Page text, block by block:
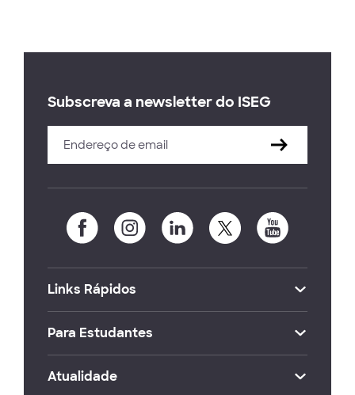
Subscreva a newsletter do ISEG
Links Rápidos
Para Estudantes
Atualidade